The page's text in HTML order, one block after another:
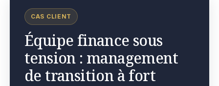
CAS CLIENT
Équipe finance sous
tension : management
de transition à fort